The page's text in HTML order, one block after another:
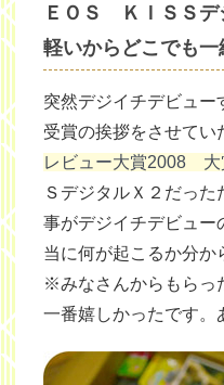
ＥＯＳ ＫＩＳＳデ
軽いからどこでも一
突然デジイチデビュー
受賞の挨拶をさせてい
レビュー大賞2008 大
ＳデジタルＸ２だっ
事がデジイチデビュー
当に何が起こるか分か
※みなさんからもらっ
一番嬉しかったです。